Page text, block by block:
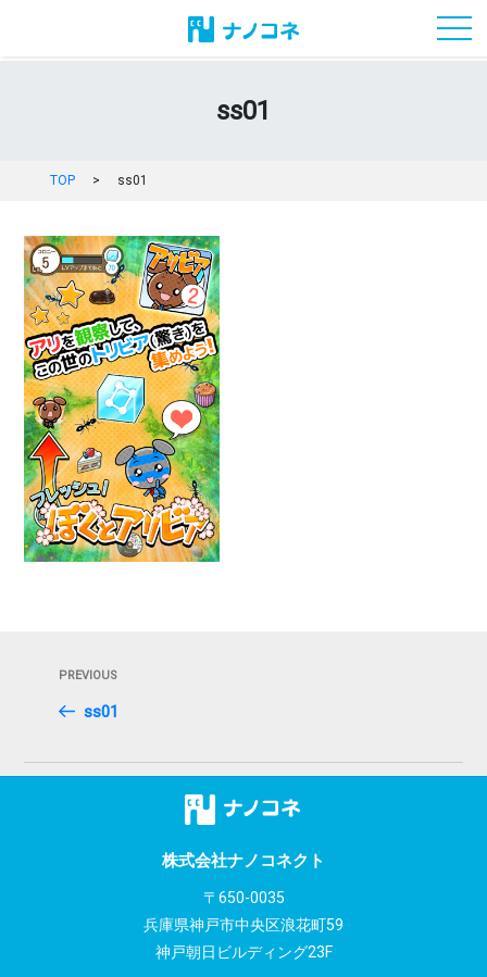
ss01
TOP > ss01
ビ
Previous
Post
PREVIOUS
ss01
株式会社ナノコネクト
〒650-0035
兵庫県神戸市中央区浪花町59
神戸朝日ビルディング23F